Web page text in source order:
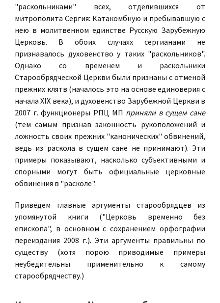
"раскольниками" всех, отделившихся от
митрополита Сергия: Катакомбную и пребывавшую с
нею в молитвенном единстве Русскую Зарубежную
Церковь. В обоих случаях сергианами не
признавалось духовенство у таких "раскольников".
Однако со временем и раскольники
Старообрядческой Церкви были признаны с отменой
прежних клятв (началось это на основе единоверия с
начала XIX века), и духовенство Зарубежной Церкви в
2007 г. функционеры РПЦ МП приняли в сущем сане
(тем самым признав законность рукоположений и
ложность своих прежних "канонических" обвинений,
ведь из раскола в сущем сане не принимают). Эти
примеры показывают, насколько субъективными и
спорными могут быть официальные церковные
обвинения в "расколе".
Приведем главные аргументы старообрядцев из
упомянутой книги ("Церковь временно без
епископа", в основном с сохранением орфографии
переиздания 2008 г.). Эти аргументы правильны по
существу (хотя порою приводимые примеры
неубедительны применительно к самому
старообрядчеству.)